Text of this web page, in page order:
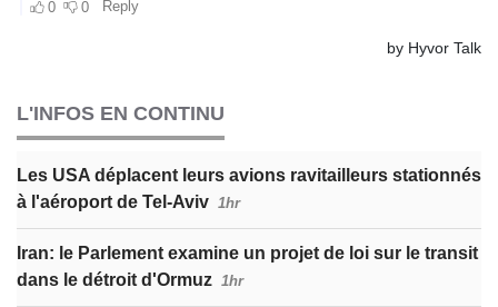
L'INFOS EN CONTINU
Les USA déplacent leurs avions ravitailleurs stationnés
à l'aéroport de Tel-Aviv 1hr
Iran: le Parlement examine un projet de loi sur le transit
dans le détroit d'Ormuz 1hr